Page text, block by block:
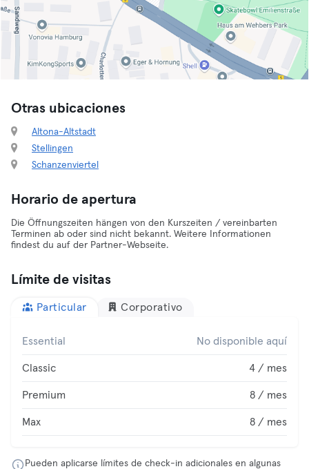
Otras ubicaciones
Altona-Altstadt
Stellingen
Schanzenviertel
Horario de apertura
Die Öffnungszeiten hängen von den Kurszeiten / vereinbarten
Terminen ab oder sind nicht bekannt. Weitere Informationen
findest du auf der Partner-Webseite.
Límite de visitas
Particular Corporativo
Essential No disponible aquí
Classic 4 / mes
Premium 8 / mes
Max 8 / mes
Pueden aplicarse límites de check-in adicionales en algunas